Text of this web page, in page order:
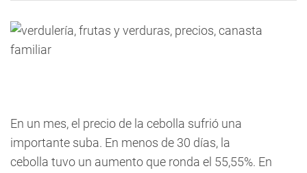
En un mes, el precio de la cebolla sufrió una
importante suba. En menos de 30 días, la
cebolla tuvo un aumento que ronda el 55,55%. En